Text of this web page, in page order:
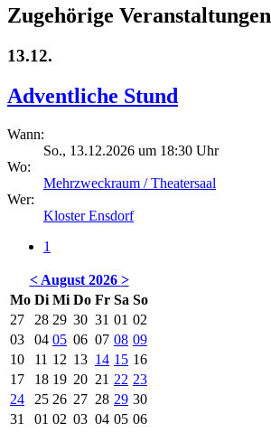
Zugehörige Veranstaltungen
13.12.
Adventliche Stund
Wann:
So., 13.12.2026 um 18:30 Uhr
Wo:
Mehrzweckraum / Theatersaal
Wer:
Kloster Ensdorf
1
< August 2026 >
Mo Di Mi Do Fr Sa So
27
28 29 30 31 01 02
03
04 05 06 07 08 09
10
11 12 13 14 15 16
17
18 19 20 21 22 23
24
25 26 27 28 29 30
31
01 02 03 04 05 06